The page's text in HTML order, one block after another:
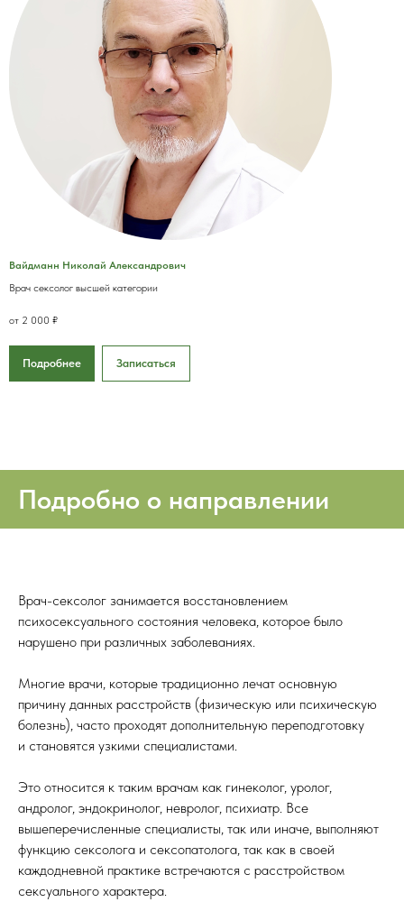
Вайдманн Николай Александрович
Врач сексолог высшей категории
от 2 000 ₽
Подробнее Записаться
Подробно о направлении
Врач-сексолог занимается восстановлением
психосексуального состояния человека, которое было
нарушено при различных заболеваниях.
Многие врачи, которые традиционно лечат основную
причину данных расстройств (физическую или психическую
болезнь), часто проходят дополнительную переподготовку
и становятся узкими специалистами.
Это относится к таким врачам как гинеколог, уролог,
андролог, эндокринолог, невролог, психиатр. Все
вышеперечисленные специалисты, так или иначе, выполняют
функцию сексолога и сексопатолога, так как в своей
каждодневной практике встречаются с расстройством
сексуального характера.